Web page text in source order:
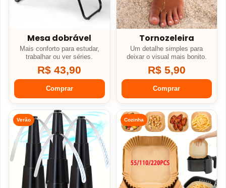
Mesa dobrável
Mais conforto para estudar,
trabalhar ou ver séries.
R$ 43,90
Comprar
Tornozeleira
Um detalhe simples para
deixar o visual mais bonito.
R$ 5,90
Comprar
Verão Cozinha